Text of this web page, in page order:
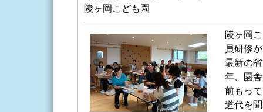
陵ヶ岡こども園
陵ヶ岡
員研修
最新の
年、園
前もっ
道代を